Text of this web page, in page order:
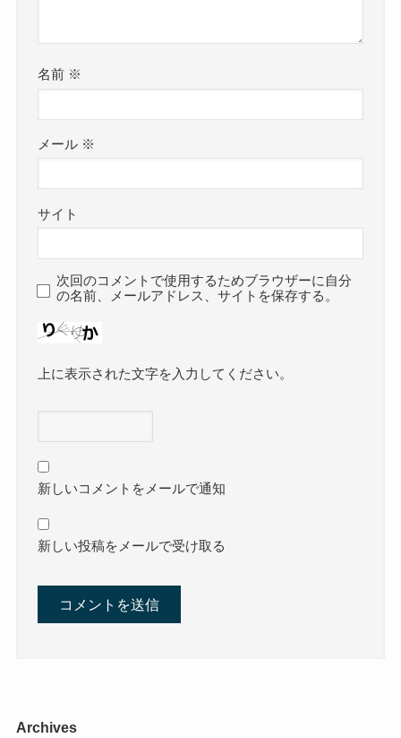
名前 ※
メール ※
サイト
次回のコメントで使用するためブラウザーに自分
の名前、メールアドレス、サイトを保存する。
上に表示された文字を入力してください。
新しいコメントをメールで通知
新しい投稿をメールで受け取る
Archives